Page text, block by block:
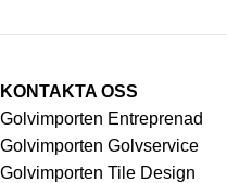
KONTAKTA OSS
Golvimporten Entreprenad
Golvimporten Golvservice
Golvimporten Tile Design